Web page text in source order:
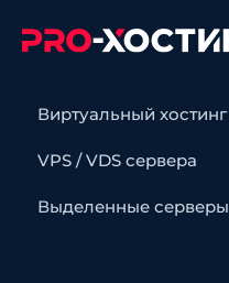
Виртуальный хостинг
VPS / VDS сервера
Выделенные серверы